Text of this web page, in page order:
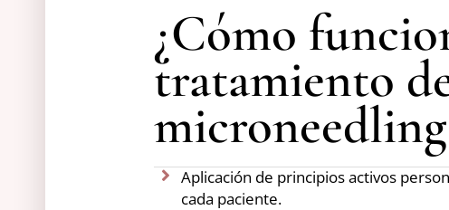
¿Cómo
tratamiento
Aplicación de principios activos
cada paciente.